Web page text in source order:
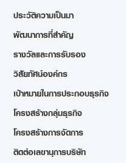
ประวัติความเป็นมา
พัฒนาการที่สำคัญ
รางวัลและการรับรอง
วิสัยทัศน์องค์กร
เป้าหมายในการประกอบธุรกิจ
โครงสร้างกลุ่มธุรกิจ
โครงสร้างการจัดการ
ติดต่อเลขานุการบริษัท